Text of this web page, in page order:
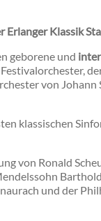
Klassik
geborene und
von
klassischen
von Ronald
und der